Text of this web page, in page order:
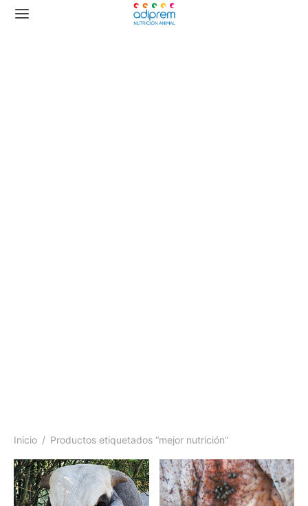
Inicio / Productos etiquetados “mejor nutrición”